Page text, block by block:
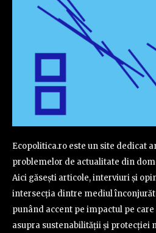
Ecopolitica.ro este un site dedicat
problemelor de actualitate din
Aici găsești articole, interviuri și
intersecția dintre mediul
punând accent pe impactul pe
asupra sustenabilității și protecției